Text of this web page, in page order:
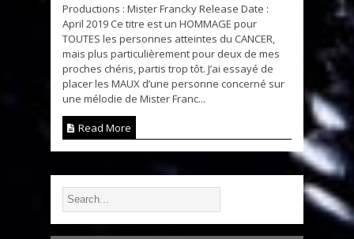
Productions : Mister Francky Release Date :
April 2019 Ce titre est un HOMMAGE pour
TOUTES les personnes atteintes du CANCER,
mais plus particulièrement pour deux de mes
proches chéris, partis trop tôt. J’ai essayé de
placer les MAUX d’une personne concerné sur
une mélodie de Mister Franc...
Read More